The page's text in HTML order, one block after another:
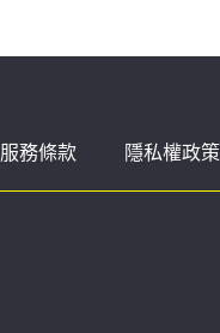
服務條款 隱私權政策